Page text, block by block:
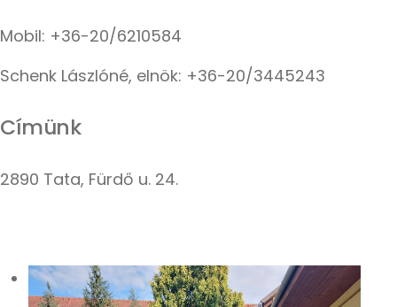
Mobil: +36-20/6210584
Schenk Lászlóné, elnök: +36-20/3445243
Címünk
2890 Tata, Fürdő u. 24.